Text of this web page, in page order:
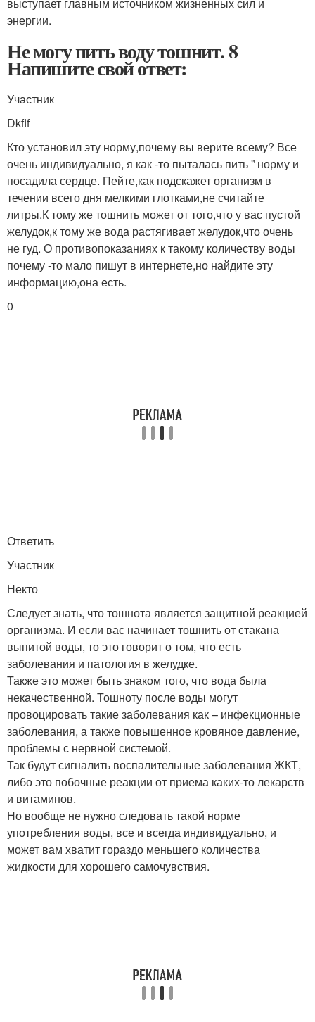
энергии.
Не могу пить воду тошнит. 8
Напишите свой ответ:
Участник
Dkflf
Кто установил эту норму,почему вы верите всему? Все
очень индивидуально, я как -то пыталась пить ” норму и
посадила сердце. Пейте,как подскажет организм в
течении всего дня мелкими глотками,не считайте
литры.К тому же тошнить может от того,что у вас пустой
желудок,к тому же вода растягивает желудок,что очень
не гуд. О противопоказаниях к такому количеству воды
почему -то мало пишут в интернете,но найдите эту
информацию,она есть.
0
Ответить
Участник
Некто
Следует знать, что тошнота является защитной реакцией
организма. И если вас начинает тошнить от стакана
выпитой воды, то это говорит о том, что есть
заболевания и патология в желудке.
Также это может быть знаком того, что вода была
некачественной. Тошноту после воды могут
провоцировать такие заболевания как – инфекционные
заболевания, а также повышенное кровяное давление,
проблемы с нервной системой.
Так будут сигналить воспалительные заболевания ЖКТ,
либо это побочные реакции от приема каких-то лекарств
и витаминов.
Но вообще не нужно следовать такой норме
употребления воды, все и всегда индивидуально, и
может вам хватит гораздо меньшего количества
жидкости для хорошего самочувствия.